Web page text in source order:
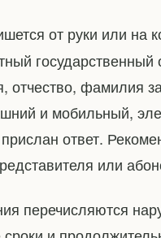
от руки или на
фамилия
и мобильный,
ответ.
или
перечисляются